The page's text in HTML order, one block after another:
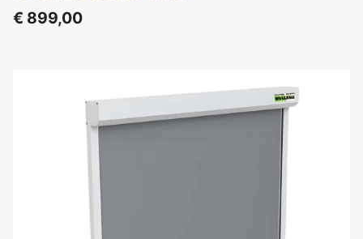
€ 899,00